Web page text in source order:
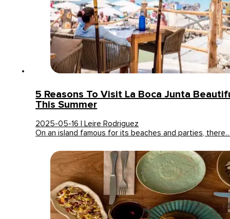
5 Reasons To Visit La Boca Junta
This Summer
2025-05-16 | Leire Rodriguez
On an island famous for its beaches and parties,